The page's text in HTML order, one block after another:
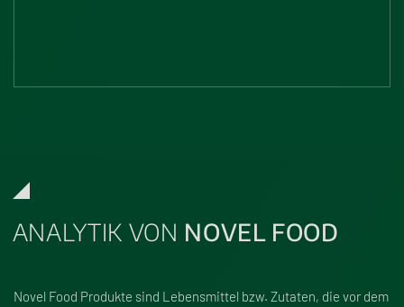
ANALYTIK VON NOVEL FOOD
Novel Food Produkte sind Lebensmittel bzw. Zutaten, die vor dem